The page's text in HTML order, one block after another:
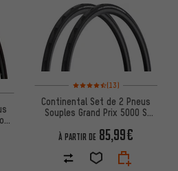
5 d'après 36 avis
Note moyenne : 4,5 sur 5
(13)
Continental Set de 2 Pneus
Souples Grand Prix 5000 S
À PARTIR DE 85,99€